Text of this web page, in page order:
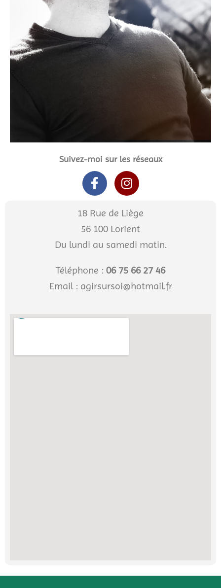
Suivez-moi sur les réseaux
18 Rue de Liège
56 100 Lorient
Du lundi au samedi matin.
Téléphone : 06 75 66 27 46
Email : agirsursoi@hotmail.fr